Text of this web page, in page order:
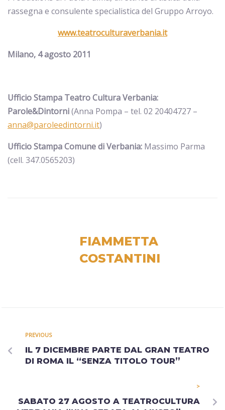
rassegna e consulente specialistica del Gruppo Arroyo.
www.teatroculturaverbania.it
Milano, 4 agosto 2011
Ufficio Stampa Teatro Cultura Verbania:
Parole&Dintorni(Anna Pompa – tel. 02 20404727 –
anna@paroleedintorni.it)
Ufficio Stampa Comune di Verbania: Massimo Parma
(cell. 347.0565203)
FIAMMETTA
COSTANTINI
PREVIOUS
IL 7 DICEMBRE PARTE DAL GRAN TEATRO
DI ROMA IL “SENZA TITOLO TOUR”
>
SABATO 27 AGOSTO A TEATROCULTURA